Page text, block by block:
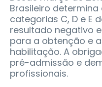
Brasileiro
categorias C, D e E
resultado negativo
para a obtenção e
habilitação. A
pré-admissão e
profissionais.